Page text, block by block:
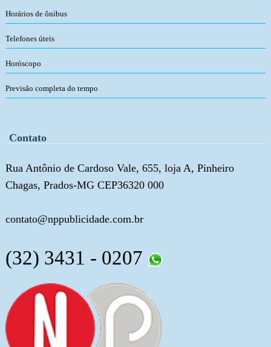
Horários de ônibus
Telefones úteis
Horóscopo
Previsão completa do tempo
Contato
Rua Antônio de Cardoso Vale, 655, loja A, Pinheiro
Chagas, Prados-MG CEP36320 000
contato@nppublicidade.com.br
(32) 3431 - 0207